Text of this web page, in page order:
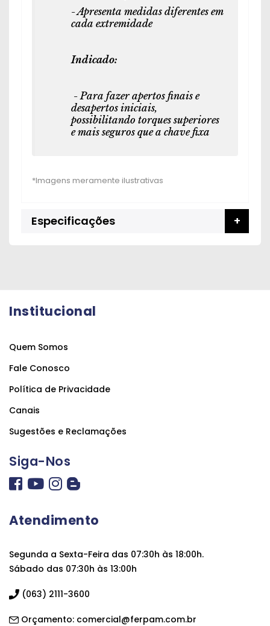
- Apresenta medidas diferentes em
cada extremidade
Indicado:
- Para fazer apertos finais e
desapertos iniciais,
possibilitando torques superiores
e mais seguros que a chave fixa
Especificações
Institucional
Quem Somos
Fale Conosco
Política de Privacidade
Canais
Sugestões e Reclamações
Siga-Nos
Atendimento
Segunda a Sexta-Feira das 07:30h às 18:00h.
Sábado das 07:30h às 13:00h
(063) 2111-3600
Orçamento: comercial@ferpam.com.br